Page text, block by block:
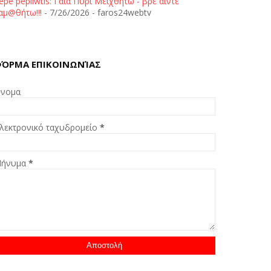
- 7/26/2026 - faros24webtv
ΕΠΙΚΟΙΝΩΝΊΑΣ
ταχυδρομείο*
*